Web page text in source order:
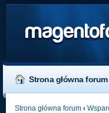
Strona główna forum
Strona główna forum ‹